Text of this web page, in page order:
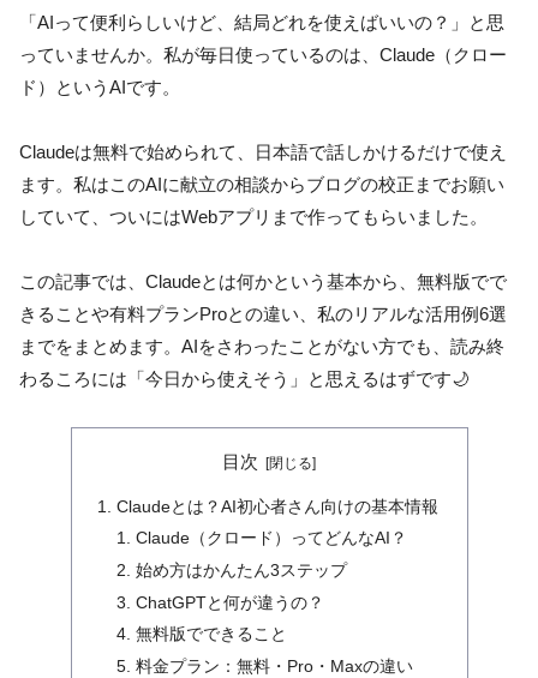
「AIって便利らしいけど、結局どれを使えばいいの？」と思
っていませんか。私が毎日使っているのは、Claude（クロー
ド）というAIです。
Claudeは無料で始められて、日本語で話しかけるだけで使え
ます。私はこのAIに献立の相談からブログの校正までお願い
していて、ついにはWebアプリまで作ってもらいました。
この記事では、Claudeとは何かという基本から、無料版でで
きることや有料プランProとの違い、私のリアルな活用例6選
までをまとめます。AIをさわったことがない方でも、読み終
わるころには「今日から使えそう」と思えるはずです🌙
目次
Claudeとは？AI初心者さん向けの基本情報
Claude（クロード）ってどんなAI？
始め方はかんたん3ステップ
ChatGPTと何が違うの？
無料版でできること
料金プラン：無料・Pro・Maxの違い